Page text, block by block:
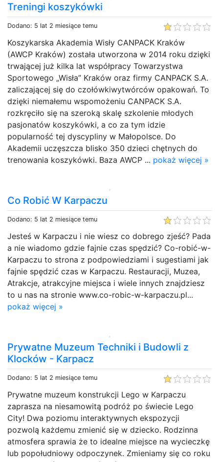
Treningi koszykówki
Dodano: 5 lat 2 miesiące temu
Koszykarska Akademia Wisły CANPACK Kraków
(AWCP Kraków) została utworzona w 2014 roku dzięki
trwającej już kilka lat współpracy Towarzystwa
Sportowego „Wisła” Kraków oraz firmy CANPACK S.A.
zaliczającej się do czołówkiwytwórców opakowań. To
dzięki niemałemu wspomożeniu CANPACK S.A.
rozkręciło się na szeroką skalę szkolenie młodych
pasjonatów koszykówki, a co za tym idzie
popularność tej dyscypliny w Małopolsce. Do
Akademii uczęszcza blisko 350 dzieci chętnych do
trenowania koszykówki. Baza AWCP ... pokaż więcej »
Co Robić W Karpaczu
Dodano: 5 lat 2 miesiące temu
Jesteś w Karpaczu i nie wiesz co dobrego zjeść? Pada
a nie wiadomo gdzie fajnie czas spędzić? Co-robić-w-
Karpaczu to strona z podpowiedziami i sugestiami jak
fajnie spędzić czas w Karpaczu. Restauracji, Muzea,
Atrakcje, atrakcyjne miejsca i wiele innych znajdziesz
to u nas na stronie www.co-robic-w-karpaczu.pl...
pokaż więcej »
Prywatne Muzeum Techniki i Budowli z
Klocków - Karpacz
Dodano: 5 lat 2 miesiące temu
Prywatne muzeum konstrukcji Lego w Karpaczu
zaprasza na niesamowitą podróż po świecie Lego
City! Dwa poziomu interaktywnych ekspozycji
pozwolą każdemu zmienić się w dziecko. Rodzinna
atmosfera sprawia że to idealne miejsce na wycieczkę
lub popołudniowy odpoczynek. Zmieniamy się co roku